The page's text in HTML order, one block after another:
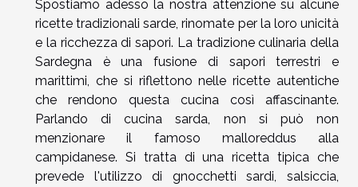
Spostiamo adesso la nostra attenzione su alcune
ricette tradizionali sarde, rinomate per la loro unicità
e la ricchezza di sapori. La tradizione culinaria della
Sardegna è una fusione di sapori terrestri e
marittimi, che si riflettono nelle ricette autentiche
che rendono questa cucina così affascinante.
Parlando di cucina sarda, non si può non
menzionare il famoso malloreddus alla
campidanese. Si tratta di una ricetta tipica che
prevede l'utilizzo di gnocchetti sardi, salsiccia,